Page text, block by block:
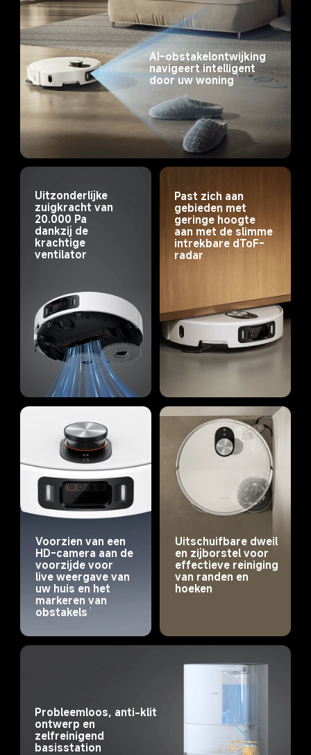
AI-obstakelontwijking
navigeert intelligent
door uw woning 1
Uitzonderlijke
zuigkracht van
20.000 Pa
dankzij de
krachtige
ventilator
Past zich aan
gebieden met
geringe hoogte
aan met de slimme
intrekbare dToF-
radar
Voorzien van een
HD-camera aan de
voorzijde voor
live weergave van
uw huis en het
markeren van
obstakels 1
Uitschuifbare dweil
en zijborstel voor
effectieve reiniging
van randen en
hoeken
Probleemloos, anti-klit
ontwerp en
zelfreinigend
basisstation